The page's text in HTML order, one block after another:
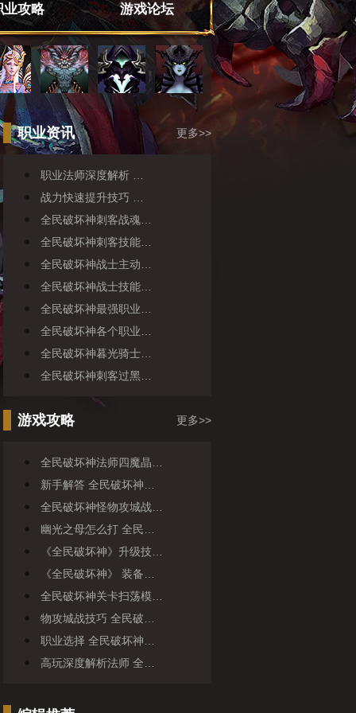
业攻略 游戏论坛
职业资讯 更多>>
职业法师深度解析 …
战力快速提升技巧 …
全民破坏神刺客战魂…
全民破坏神刺客技能…
全民破坏神战士主动…
全民破坏神战士技能…
全民破坏神最强职业…
全民破坏神各个职业…
全民破坏神暮光骑士…
全民破坏神刺客过黑…
游戏攻略 更多>>
全民破坏神法师四魔晶…
新手解答 全民破坏神…
全民破坏神怪物攻城战…
幽光之母怎么打 全民…
《全民破坏神》升级技…
《全民破坏神》 装备…
全民破坏神关卡扫荡模…
物攻城战技巧 全民破…
职业选择 全民破坏神…
高玩深度解析法师 全…